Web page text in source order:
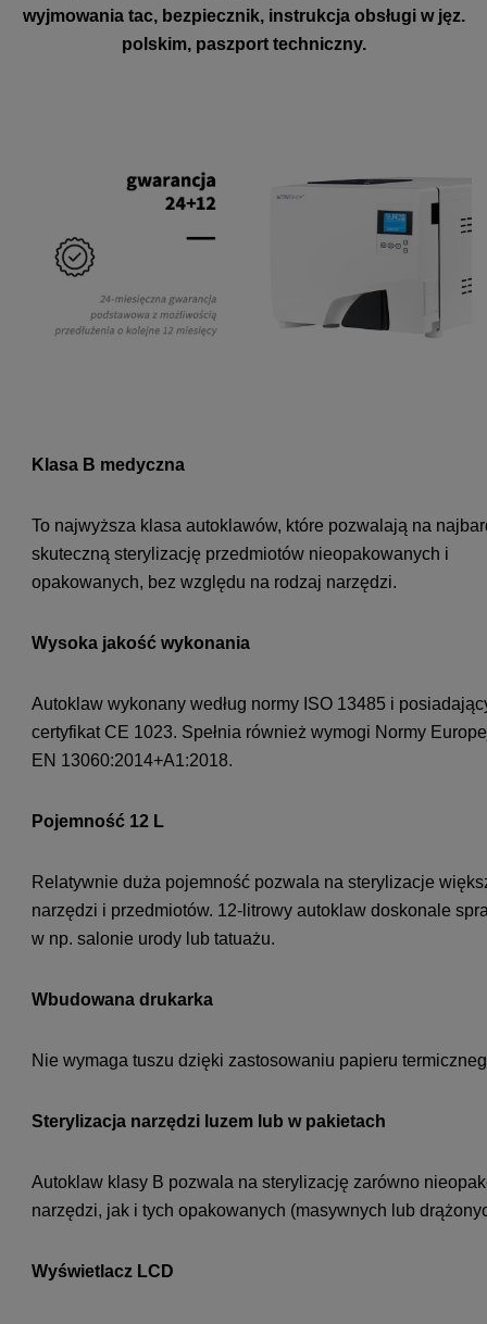
wyjmowania tac, bezpiecznik, instrukcja obsługi w jęz.
polskim, paszport techniczny.
Klasa B medyczna
To najwyższa klasa autoklawów, które pozwalają na
skuteczną sterylizację przedmiotów nieopakowanych i
opakowanych, bez względu na rodzaj narzędzi.
Wysoka jakość wykonania
Autoklaw wykonany według normy ISO 13485 i
certyfikat CE 1023. Spełnia również wymogi Normy
EN 13060:2014+A1:2018.
Pojemność 12 L
Relatywnie duża pojemność pozwala na sterylizacje
narzędzi i przedmiotów. 12-litrowy autoklaw doskonale
w np. salonie urody lub tatuażu.
Wbudowana drukarka
Nie wymaga tuszu dzięki zastosowaniu papieru
Sterylizacja narzędzi luzem lub w pakietach
Autoklaw klasy B pozwala na sterylizację zarówno
narzędzi, jak i tych opakowanych (masywnych lub
Wyświetlacz LCD